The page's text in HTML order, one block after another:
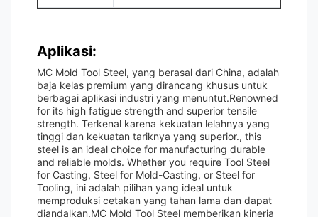
Aplikasi:
MC Mold Tool Steel, yang berasal dari China, adalah
baja kelas premium yang dirancang khusus untuk
berbagai aplikasi industri yang menuntut.Renowned
for its high fatigue strength and superior tensile
strength. Terkenal karena kekuatan lelahnya yang
tinggi dan kekuatan tariknya yang superior., this
steel is an ideal choice for manufacturing durable
and reliable molds. Whether you require Tool Steel
for Casting, Steel for Mold-Casting, or Steel for
Tooling, ini adalah pilihan yang ideal untuk
memproduksi cetakan yang tahan lama dan dapat
diandalkan.MC Mold Tool Steel memberikan kinerja